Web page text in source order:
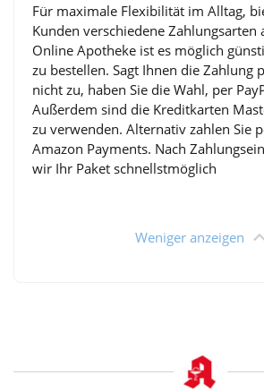
Für maximale Flexibilität im Alltag,
Kunden verschiedene Zahlungsarten
Online Apotheke ist es möglich
zu bestellen. Sagt Ihnen die Zahlung
nicht zu, haben Sie die Wahl, per
Außerdem sind die Kreditkarten
zu verwenden. Alternativ zahlen Sie
Amazon Payments. Nach
wir Ihr Paket schnellstmöglich